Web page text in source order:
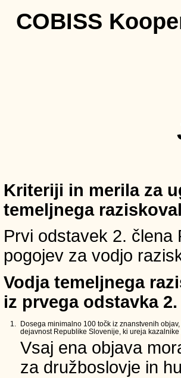
COBISS
Kriteriji in merila za
temeljnega
Prvi odstavek 2. člena
pogojev za vodjo
Vodja temeljnega
iz prvega odstavka
1.
Dosega minimalno 100 točk iz znanstvenih
dejavnost Republike Slovenije, ki ureja
Vsaj ena objava
za družboslovje in